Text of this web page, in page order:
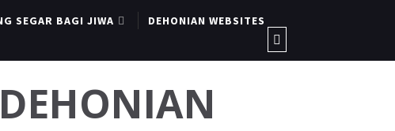
SEGAR BAGI JIWA DEHONIAN WEBSITES